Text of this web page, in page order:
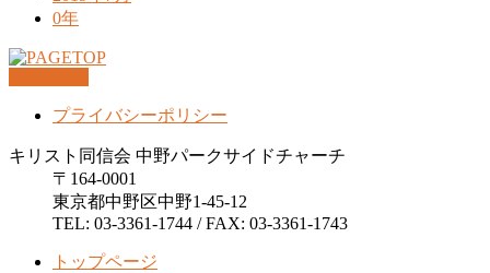
0年
プライバシーポリシー
キリスト同信会 中野パークサイドチャーチ
〒164-0001
東京都中野区中野1-45-12
TEL: 03-3361-1744 / FAX: 03-3361-1743
トップページ